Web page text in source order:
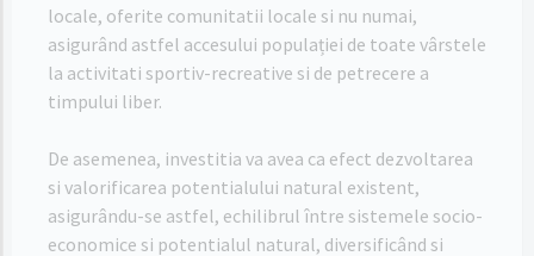
locale, oferite comunitatii locale si nu numai,
asigurând astfel accesului populației de toate vârstele
la activitati sportiv-recreative si de petrecere a
timpului liber.
De asemenea, investitia va avea ca efect dezvoltarea
si valorificarea potentialului natural existent,
asigurându-se astfel, echilibrul între sistemele socio-
economice si potentialul natural, diversificând si